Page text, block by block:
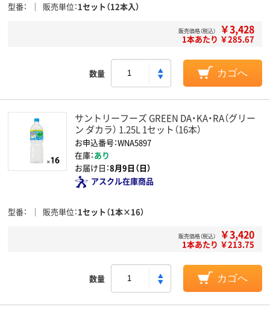
型番 販売単位 1セット（12本入）
販売価格（税込） ￥3,428
1本あたり ￥285.67
数量 カゴへ
サントリーフーズ GREEN DA・KA・RA（グリー
ン ダカラ） 1.25L 1セット（16本）
お申込番号：WNA5897
在庫：あり
お届け日：8月9日（日）
アスクル在庫商品
型番 販売単位 1セット（1本×16）
販売価格（税込） ￥3,420
1本あたり ￥213.75
数量 カゴへ